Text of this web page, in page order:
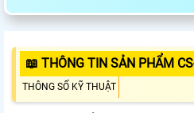
📖 THÔNG TIN SẢN PHẨM
THÔNG SỐ KỸ THUẬT